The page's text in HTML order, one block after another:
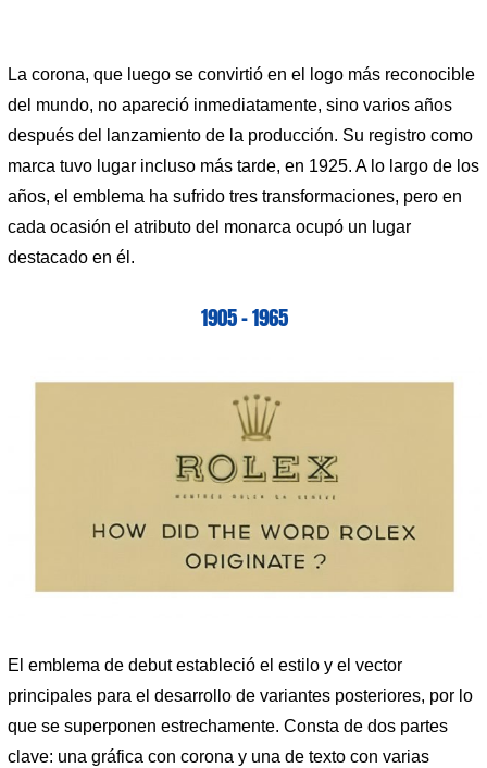
La corona, que luego se convirtió en el logo más reconocible
del mundo, no apareció inmediatamente, sino varios años
después del lanzamiento de la producción. Su registro como
marca tuvo lugar incluso más tarde, en 1925. A lo largo de los
años, el emblema ha sufrido tres transformaciones, pero en
cada ocasión el atributo del monarca ocupó un lugar
destacado en él.
1905 – 1965
El emblema de debut estableció el estilo y el vector
principales para el desarrollo de variantes posteriores, por lo
que se superponen estrechamente. Consta de dos partes
clave: una gráfica con corona y una de texto con varias